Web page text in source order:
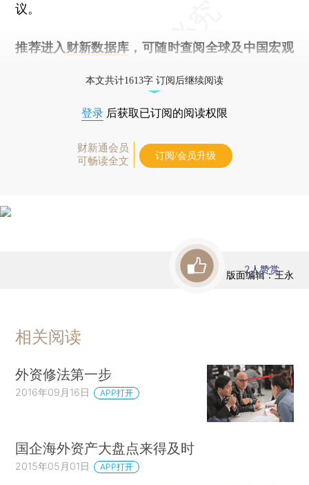
议。
推荐进入 财新数据库 ，可随时查阅全球及中国宏观
本文共计1613字 订阅后继续阅读
登录 后获取已订阅的阅读权限
财新通会员
可畅读全文
订阅/会员升级
版面编辑：王永
2人赞赏
相关阅读
外资修法第一步
2016年09月16日 APP打开
国企海外资产大盘点来得及时
2015年05月01日 APP打开